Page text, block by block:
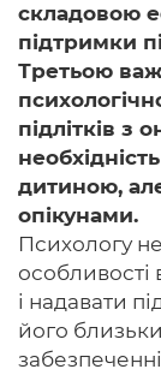
складовою
підтримки
Третьою
підлітків з
дитиною,
опікунами.
Психологу
особливості
і надавати
його